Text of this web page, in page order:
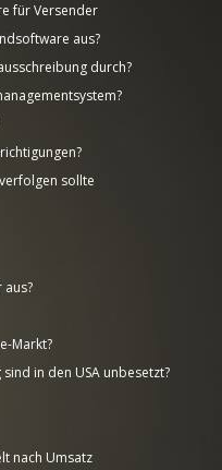
für Versender
aus?
durch?
sollte
Markt?
in den USA unbesetzt?
nach Umsatz